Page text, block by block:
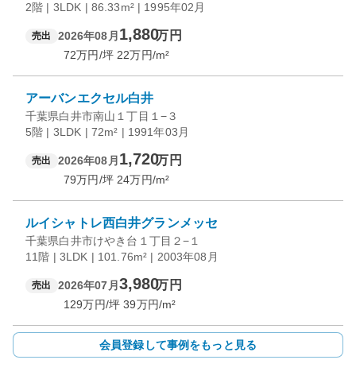
2階 | 3LDK | 86.33m² | 1995年02月
売出 2026年08月 1,880万円
72万円/坪 22万円/m²
アーバンエクセル白井
千葉県白井市南山１丁目１−３
5階 | 3LDK | 72m² | 1991年03月
売出 2026年08月 1,720万円
79万円/坪 24万円/m²
ルイシャトレ西白井グランメッセ
千葉県白井市けやき台１丁目２−１
11階 | 3LDK | 101.76m² | 2003年08月
売出 2026年07月 3,980万円
129万円/坪 39万円/m²
会員登録して事例をもっと見る